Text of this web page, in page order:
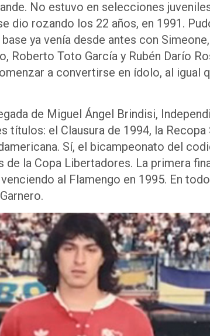
No estuvo en selecciones
dio rozando los 22 años, en 1991.
ya venía desde antes con
Roberto Toto García y Rubén Darío
a convertirse en ídolo, al igual
de Miguel Ángel Brindisi,
títulos: el Clausura de 1994, la Recopa
Sí, el bicampeonato del
de la Copa Libertadores. La primera
al Flamengo en 1995. En